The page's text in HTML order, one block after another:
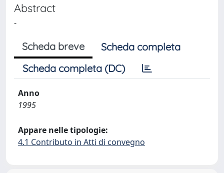
Abstract
-
Scheda breve
Scheda completa
Scheda completa (DC)
Anno
1995
Appare nelle tipologie:
4.1 Contributo in Atti di convegno